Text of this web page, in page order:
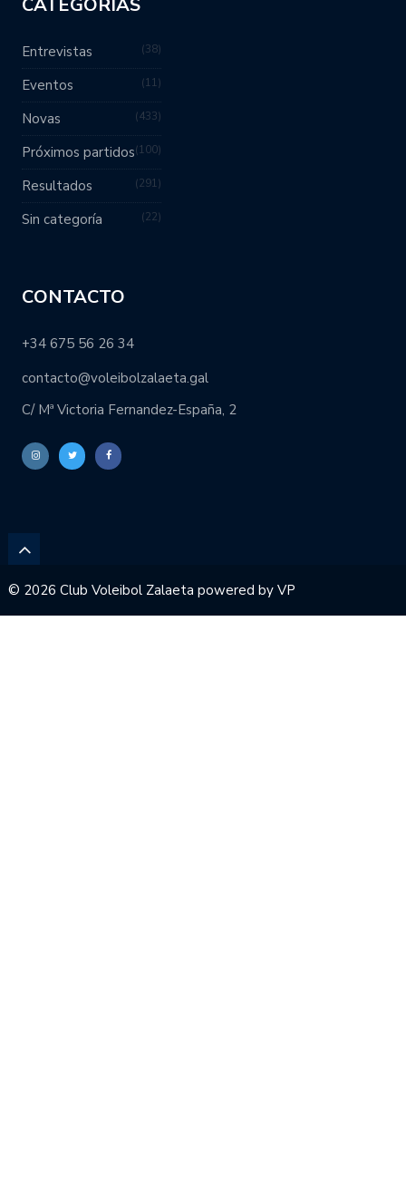
CATEGORÍAS
Entrevistas 38
Eventos 11
Novas 433
Próximos partidos 100
Resultados 291
Sin categoría 22
CONTACTO
+34 675 56 26 34
contacto@voleibolzalaeta.gal
C/ Mª Victoria Fernandez-España, 2
© 2026 Club Voleibol Zalaeta powered byVP